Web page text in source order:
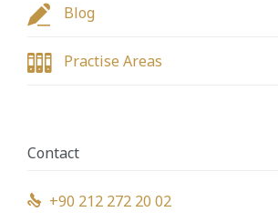
 Blog
 Practise Areas
Contact
 +90 212 272 20 02